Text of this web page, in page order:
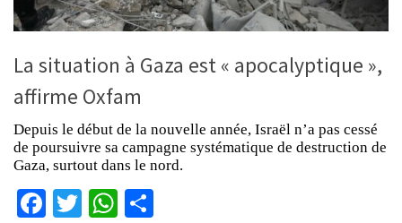
La situation à Gaza est « apocalyptique »,
affirme Oxfam
Depuis le début de la nouvelle année, Israël n’a pas cessé
de poursuivre sa campagne systématique de destruction de
Gaza, surtout dans le nord.
Facebook
TwitterWhatsApp